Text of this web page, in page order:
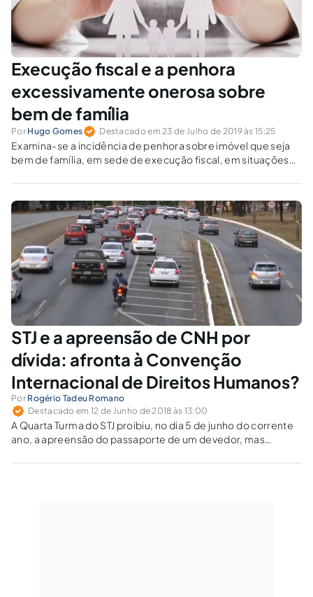
Execução fiscal e a penhora
excessivamente onerosa sobre
bem de família
Por Hugo Gomes Destacado em 23 de Julho de 2019 às 15:25
Examina-se a incidência de penhora sobre imóvel que seja
bem de família, em sede de execução fiscal, em situações
bem.
STJ e a apreensão de CNH por
dívida: afronta à Convenção
Internacional de Direitos Humanos?
Por Rogério Tadeu Romano
Destacado em 12 de Junho de 2018 às 13:00
A Quarta Turma do STJ proibiu, no dia 5 de junho do corrente
ano, a apreensão do passaporte de um devedor, mas
instância.